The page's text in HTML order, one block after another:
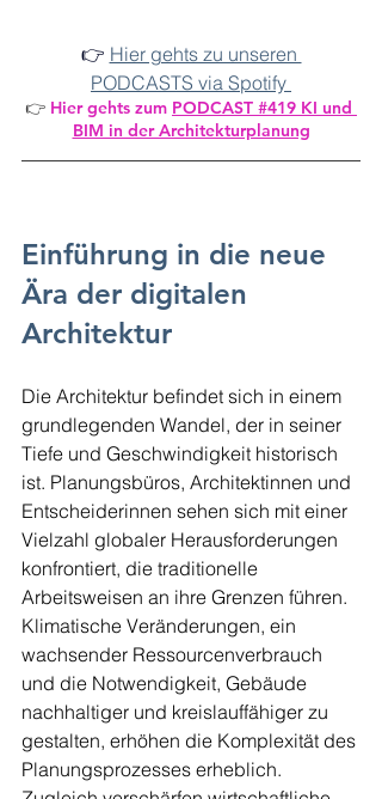
👉 Hier gehts zu unseren
PODCASTS via Spotify
👉 Hier gehts zum PODCAST #419 KI und
BIM in der Architekturplanung
Einführung in die neue
Ära der digitalen
Architektur
Die Architektur befindet sich in einem
grundlegenden Wandel, der in seiner
Tiefe und Geschwindigkeit historisch
ist. Planungsbüros, Architektinnen und
Entscheiderinnen sehen sich mit einer
Vielzahl globaler Herausforderungen
konfrontiert, die traditionelle
Arbeitsweisen an ihre Grenzen führen.
Klimatische Veränderungen, ein
wachsender Ressourcenverbrauch
und die Notwendigkeit, Gebäude
nachhaltiger und kreislauffähiger zu
gestalten, erhöhen die Komplexität des
Planungsprozesses erheblich.